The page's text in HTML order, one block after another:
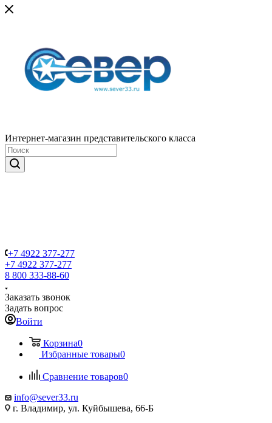
Интернет-магазин представительского класса
+7 4922 377-277
+7 4922 377-277
8 800 333-88-60
Заказать звонок
Задать вопрос
Войти
Корзина0
Избранные товары0
Сравнение товаров0
info@sever33.ru
г. Владимир, ул. Куйбышева, 66-Б